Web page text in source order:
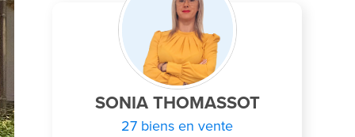
SONIA THOMASSOT
27 biens en vente